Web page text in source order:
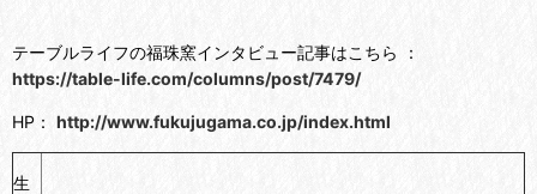
テーブルライフの福珠窯インタビュー記事はこちら ：
https://table-life.com/columns/post/7479/
HP： http://www.fukujugama.co.jp/index.html
生